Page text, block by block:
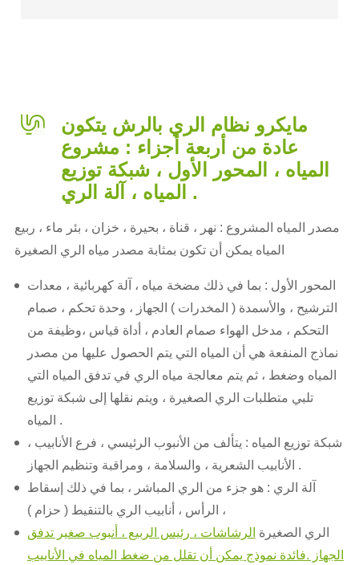
مايكرو نظام الري بالرش يتكون
عادة من أربعة أجزاء : مشروع
المياه ، المحور الأول ، شبكة توزيع
المياه ، آلة الري .
مصدر المياه المشروع : نهر ، قناة ، بحيرة ، خزان ، بئر ماء ، ربيع
المياه يمكن أن تكون بمثابة مصدر مياه الري الصغيرة
المحور الأول : بما في ذلك مضخة مياه ، آلة كهربائية ، معدات
الترشيح ، والأسمدة ( المخدرات ) الجهاز ، وحدة تحكم ، صمام
التحكم ، مدخل الهواء صمام العادم ، أداة قياس ،وظيفة من
نماذج المنفعة هي أن المياه التي يتم الحصول عليها من مصدر
المياه وضغط ، ثم يتم معالجة مياه الري في تدفق المياه التي
تلبي متطلبات الري الصغيرة ، ويتم نقلها إلى شبكة توزيع
المياه .
شبكة توزيع المياه : يتألف من الأنبوب الرئيسي ، فرع الأنابيب ،
الأنابيب الشعرية ، والسلامة ، ومراقبة وتنظيم الجهاز .
آلة الري : هو جزء من الري المباشر ، بما في ذلك إسقاط
الرأس ، أنابيب الري بالتنقيط ( حزام ) ،
الري الصغيرة الرشاشات ، رئيس الربيع ، أنبوب صغير تدفق
الجهاز .فائدة نموذج يمكن أن تقلل من ضغط المياه في الأنابيب